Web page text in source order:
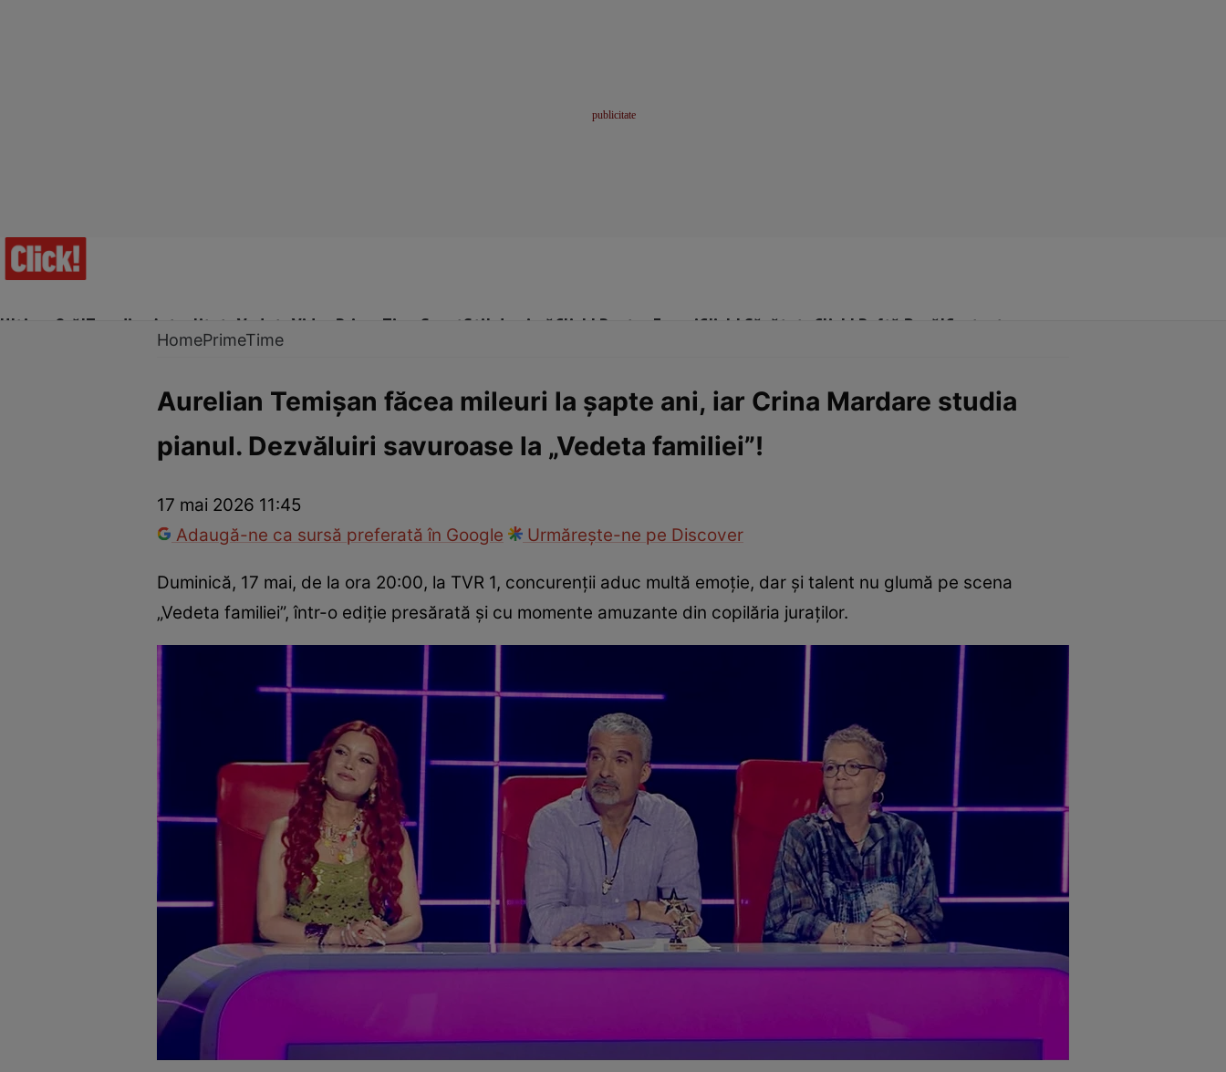
Ultima Oră!Trending Actualitate Vedete Video Prime Time SportStil de viațăClick! Pentru FemeiClick! Sănătate Click! Poftă Bună!Contact
Românii au talentSurvivor România Chefi la cuțiteEurovison
HomePrimeTime
Aurelian Temișan făcea mileuri la șapte ani, iar Crina Mardare studia
pianul. Dezvăluiri savuroase la „Vedeta familiei”!
17 mai 2026 11:45
Adaugă-ne ca sursă preferată în Google
Urmărește-ne pe Discover
Duminică, 17 mai, de la ora 20:00, la TVR 1, concurenții aduc multă emoție, dar și talent nu glumă pe scena
„Vedeta familiei”, într-o ediție presărată și cu momente amuzante din copilăria juraților.